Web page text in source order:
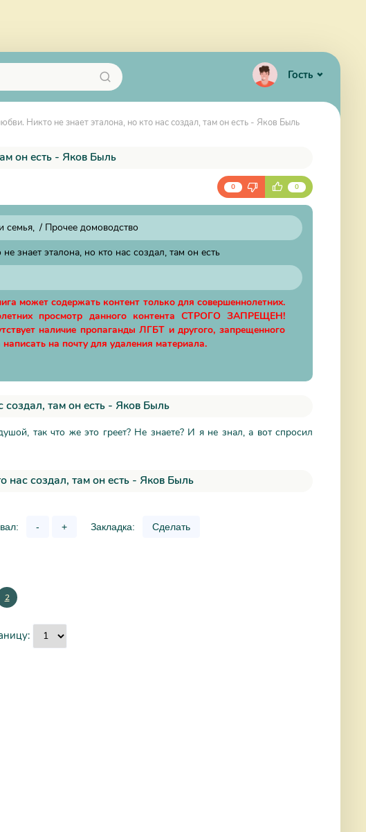
Гость
Никто не знает эталона, но кто нас создал, там он есть - Яков Быль
он есть - Яков Быль
0 0
семья / Прочее домоводство
знает эталона, но кто нас создал, там он есть
может содержать контент только для совершеннолетних.
просмотр данного контента СТРОГО ЗАПРЕЩЕН!
наличие пропаганды ЛГБТ и другого, запрещенного
на почту для удаления материала.
создал, там он есть - Яков Быль
так что же это греет? Не знаете? И я не знал, а вот спросил
нас создал, там он есть - Яков Быль
- + Закладка: Сделать
2